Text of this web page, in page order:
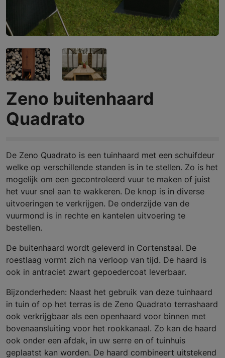
Zeno buitenhaard
Quadrato
De Zeno Quadrato is een tuinhaard met een schuifdeur
welke op verschillende standen is in te stellen. Zo is het
mogelijk om een gecontroleerd vuur te maken of juist
het vuur snel aan te wakkeren. De knop is in diverse
uitvoeringen te verkrijgen. De onderzijde van de
vuurmond is in rechte en kantelen uitvoering te
bestellen.
De buitenhaard wordt geleverd in Cortenstaal. De
roestlaag vormt zich na verloop van tijd. De haard is
ook in antraciet zwart gepoedercoat leverbaar.
Bijzonderheden: Naast het gebruik van deze tuinhaard
in tuin of op het terras is de Zeno Quadrato terrashaard
ook verkrijgbaar als een openhaard voor binnen met
bovenaansluiting voor het rookkanaal. Zo kan de haard
ook onder een afdak, in uw serre en of tuinhuis
geplaatst kan worden. De haard combineert uitstekend